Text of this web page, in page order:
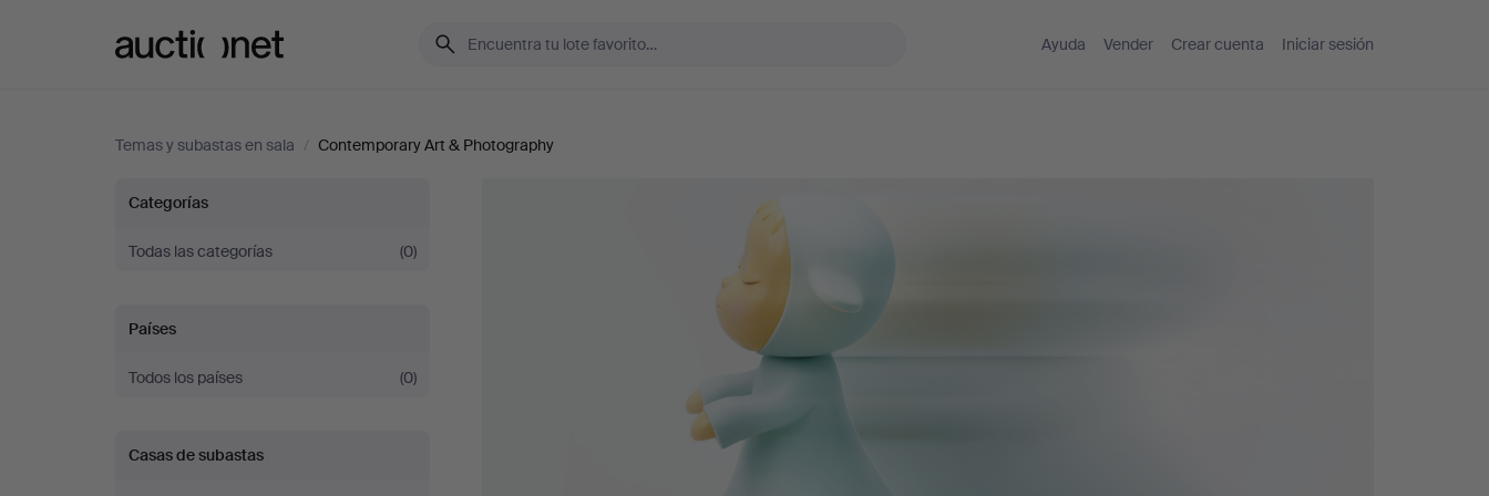
Ayuda Vender Crear cuenta Iniciar sesión
Temas y subastas en sala / Contemporary Art & Photography
Contemporary
Art
Photography
Categorías
Todas las categorías (0)
Países
Todos los países (0)
Casas de subastas